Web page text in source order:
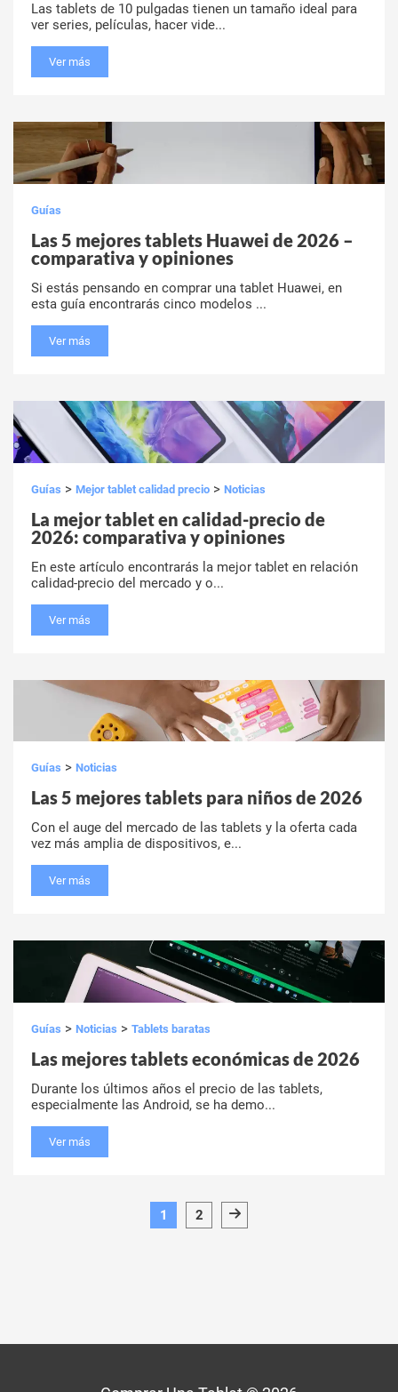
Las tablets de 10 pulgadas tienen un tamaño ideal para
ver series, películas, hacer vide...
Ver más
Guías
Las 5 mejores tablets Huawei de 2026 –
comparativa y opiniones
Si estás pensando en comprar una tablet Huawei, en
esta guía encontrarás cinco modelos ...
Ver más
Guías > Mejor tablet calidad precio > Noticias
La mejor tablet en calidad-precio de
2026: comparativa y opiniones
En este artículo encontrarás la mejor tablet en relación
calidad-precio del mercado y o...
Ver más
Guías > Noticias
Las 5 mejores tablets para niños de 2026
Con el auge del mercado de las tablets y la oferta cada
vez más amplia de dispositivos, e...
Ver más
Guías > Noticias > Tablets baratas
Las mejores tablets económicas de 2026
Durante los últimos años el precio de las tablets,
especialmente las Android, se ha demo...
Ver más
1 2